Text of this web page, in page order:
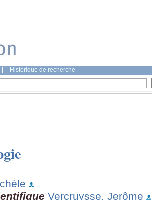
Historique de recherche
Vercruysse, Jerôme